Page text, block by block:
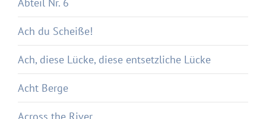
Ach du Scheiße!
Ach, diese Lücke, diese entsetzliche Lücke
Acht Berge